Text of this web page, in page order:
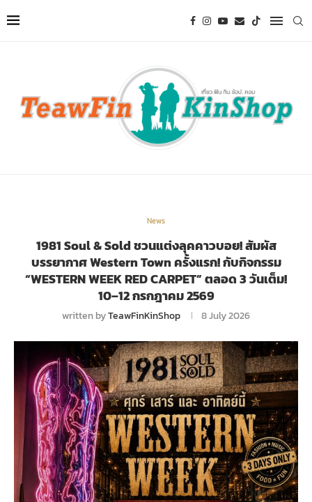
News
1981 Soul & Sold ชวนแต่งลุคคาวบอย! สัมผัส
บรรยากาศ Western Town ครั้งแรก! กับกิจกรรม
“WESTERN WEEK RED CARPET” ตลอด 3 วันเต็ม!
10–12 กรกฎาคม 2569
written byTeawFinKinShop 8 July 2026